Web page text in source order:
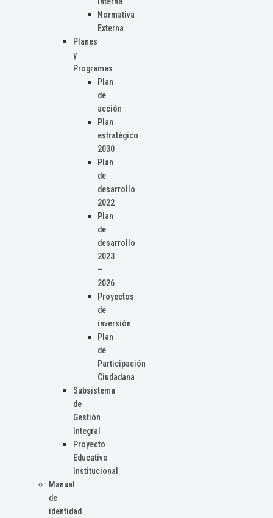
Normativa
Externa
Planes
y
Programas
Plan
de
acción
Plan
estratégico
2030
Plan
de
desarrollo
2022
Plan
de
desarrollo
2023
–
2026
Proyectos
de
inversión
Plan
de
Participación
Ciudadana
Subsistema
de
Gestión
Integral
Proyecto
Educativo
Institucional
Manual
de
identidad